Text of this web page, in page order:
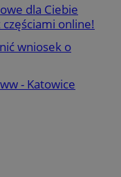
dla Ciebie
online!
wniosek o
- Katowice